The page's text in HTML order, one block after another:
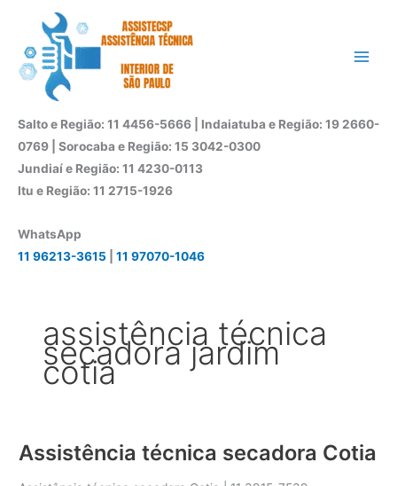
conteúdo
Salto e Região: 11 4456-5666 | Indaiatuba e Região: 19 2660-
0769 | Sorocaba e Região: 15 3042-0300
Jundiaí e Região: 11 4230-0113
Itu e Região: 11 2715-1926
WhatsApp
11 96213-3615
11 97070-1046
assistência técnica
secadora jardim
cotia
Assistência técnica secadora Cotia